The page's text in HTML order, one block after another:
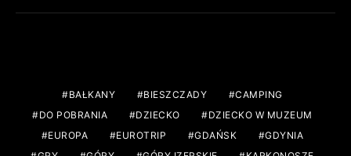
BAŁKANY BIESZCZADY
CAMPING
DO POBRANIA
DZIECKO
DZIECKO W MUZEUM
EUROPA
EUROTRIP GDAŃSK
GDYNIA